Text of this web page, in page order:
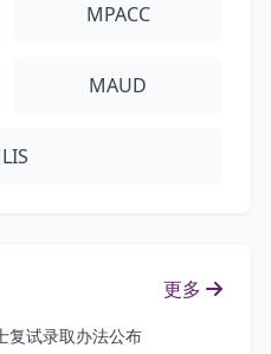
MPACC
MAUD
更多
复试录取办法公布